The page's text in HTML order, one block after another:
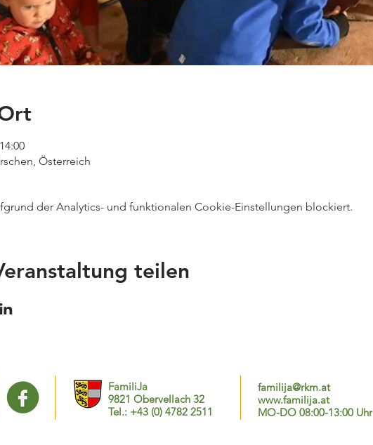
Österreich
der Analytics- und funktionalen Cookie-Einstellungen blockiert.
teilen
FamiliJa
9821 Obervellach 32
Tel.: +43 (0) 4782 2511
familija@rkm.at
www.familija.at
MO-DO 08:00-13:00 Uhr